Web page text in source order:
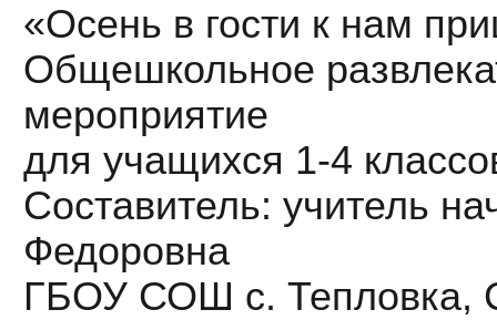
«Осень в гости к нам
Общешкольное
мероприятие
для учащихся 1-4
Составитель: учитель
Федоровна
ГБОУ СОШ с. Тепловка,